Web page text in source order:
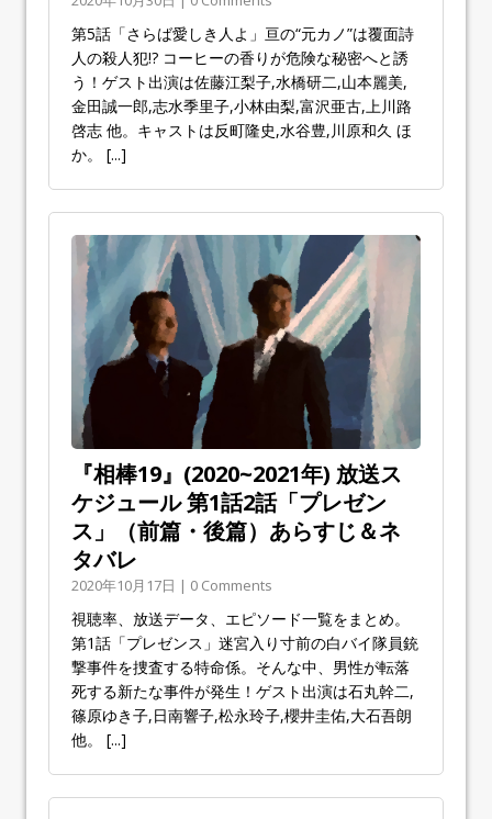
第5話「さらば愛しき人よ」亘の“元カノ”は覆面詩
人の殺人犯!? コーヒーの香りが危険な秘密へと誘
う！ゲスト出演は佐藤江梨子,水橋研二,山本麗美,
金田誠一郎,志水季里子,小林由梨,富沢亜古,上川路
啓志 他。キャストは反町隆史,水谷豊,川原和久 ほ
か。 [...]
『相棒19』(2020~2021年) 放送ス
ケジュール 第1話2話「プレゼン
ス」（前篇・後篇）あらすじ＆ネ
タバレ
2020年10月17日 | 0 Comments
視聴率、放送データ、エピソード一覧をまとめ。
第1話「プレゼンス」迷宮入り寸前の白バイ隊員銃
撃事件を捜査する特命係。そんな中、男性が転落
死する新たな事件が発生！ゲスト出演は石丸幹二,
篠原ゆき子,日南響子,松永玲子,櫻井圭佑,大石吾朗
他。 [...]